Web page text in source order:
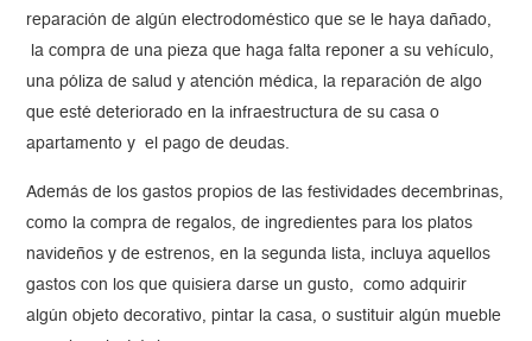
reparación de algún electrodoméstico que se le haya dañado,
la compra de una pieza que haga falta reponer a su vehículo,
una póliza de salud y atención médica, la reparación de algo
que esté deteriorado en la infraestructura de su casa o
apartamento y el pago de deudas.
Además de los gastos propios de las festividades decembrinas,
como la compra de regalos, de ingredientes para los platos
navideños y de estrenos, en la segunda lista, incluya aquellos
gastos con los que quisiera darse un gusto, como adquirir
algún objeto decorativo, pintar la casa, o sustituir algún mueble